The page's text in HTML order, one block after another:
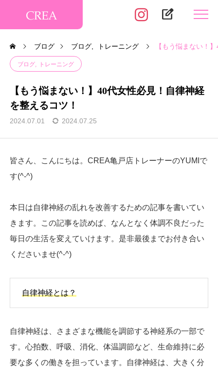
edit_square
ブログ ブログ トレーニング 【もう悩まない！
ブログ トレーニング
【もう悩まない！】40代女性必見！自律神経
を整えるコツ！
2024.07.01 2024.07.25
皆さん、こんにちは。CREA亀戸店トレーナーのYUMIで
す(^-^)
本日は自律神経の乱れを改善するための記事を書いてい
きます。この記事を読めば、なんとなく体調不良だった
毎日の生活を変えていけます。是非最後までお付き合い
くださいませ(^-^)
自律神経とは？
自律神経は、さまざまな機能を調節する神経系の一部で
す。心拍数、呼吸、消化、体温調節など、生命維持に必
要な多くの働きを担っています。自律神経は、大きく分